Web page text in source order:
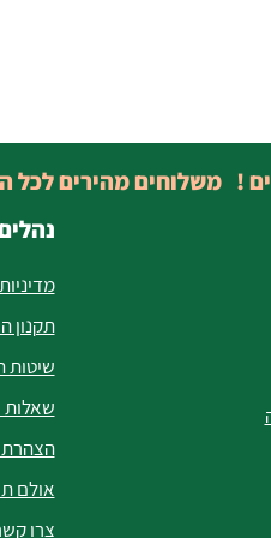
תקנון
שיטות
שאלות
הצהרת
אולם
צרו
! משלוחים מהירים לכל